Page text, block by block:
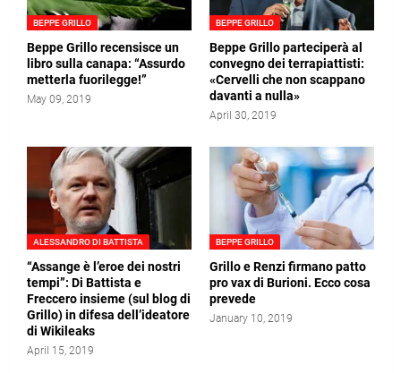
BEPPE GRILLO
Beppe Grillo recensisce un
libro sulla canapa: “Assurdo
metterla fuorilegge!”
May 09, 2019
BEPPE GRILLO
Beppe Grillo parteciperà al
convegno dei terrapiattisti:
«Cervelli che non scappano
davanti a nulla»
April 30, 2019
ALESSANDRO DI BATTISTA
“Assange è l’eroe dei nostri
tempi”: Di Battista e
Freccero insieme (sul blog di
Grillo) in difesa dell’ideatore
di Wikileaks
April 15, 2019
BEPPE GRILLO
Grillo e Renzi firmano patto
pro vax di Burioni. Ecco cosa
prevede
January 10, 2019